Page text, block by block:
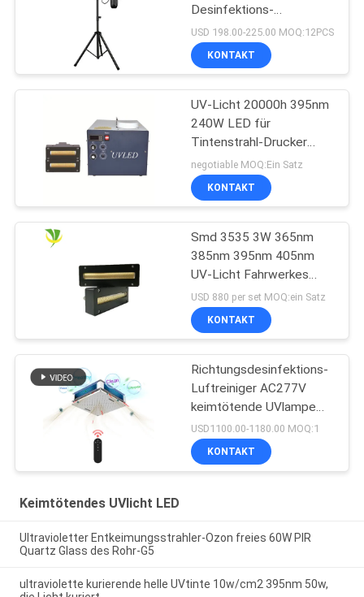
Desinfektions-
keimtötende UVbirne des
Sterilisator-UV-Licht-
254nm
USD 198.00-225.00 MOQ:12PCS
KONTAKT
UV-Licht 20000h 395nm
240W LED für
Tintenstrahl-Drucker
Machine
negotiable MOQ:Ein Satz
KONTAKT
Smd 3535 3W 365nm
385nm 395nm 405nm
UV-Licht Fahrwerkes
LED
USD 880 per set MOQ:ein Satz
KONTAKT
Richtungsdesinfektions-
Luftreiniger AC277V
keimtötende UVlampe
150W Omni
USD1100.00-1180.00 MOQ:1
KONTAKT
Keimtötendes UVlicht LED
Ultravioletter Entkeimungsstrahler-Ozon freies 60W PIR
Quartz Glass des Rohr-G5
ultraviolette kurierende helle UVtinte 10w/cm2 395nm 50w,